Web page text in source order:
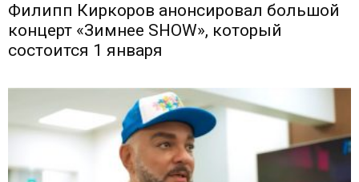
Филипп Киркоров анонсировал большой
концерт «Зимнее SHOW», который
состоится 1 января